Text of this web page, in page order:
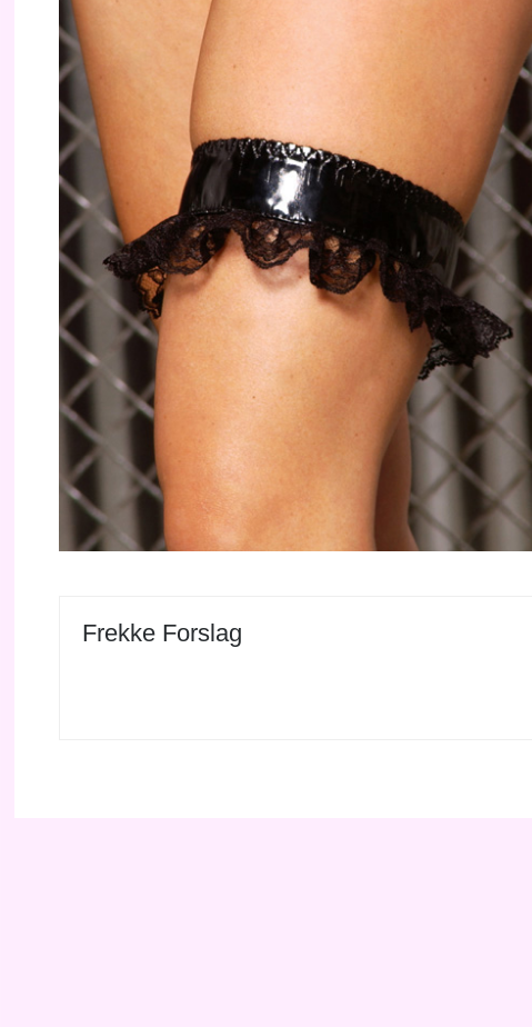
Frekke Forslag